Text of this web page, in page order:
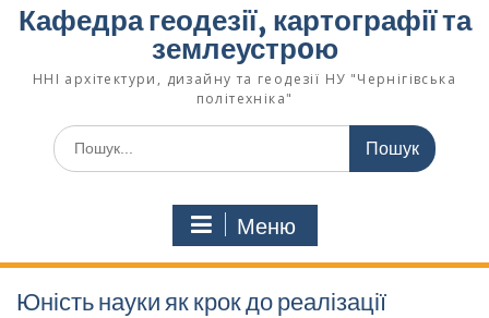
Кафедра геодезії, картографії та
землеустрoю
ННІ архітектури, дизайну та геодезії НУ "Чернігівська
політехніка"
Меню
Юність науки як крок до реалізації